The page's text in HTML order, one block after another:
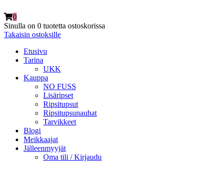
0
Sinulla on 0 tuotetta ostoskorissa
Takaisin ostoksille
Etusivu
Tarina
UKK
Kauppa
NO FUSS
Lisäripset
Ripsitupsut
Ripsitupsunauhat
Tarvikkeet
Blogi
Meikkaajat
Jälleenmyyjät
Oma tili / Kirjaudu